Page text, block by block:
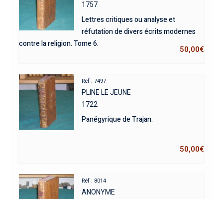
1757
Lettres critiques ou analyse et
réfutation de divers écrits modernes
contre la religion. Tome 6.
50,00€
Réf : 7497
PLINE LE JEUNE
1722
Panégyrique de Trajan.
50,00€
Réf : 8014
ANONYME